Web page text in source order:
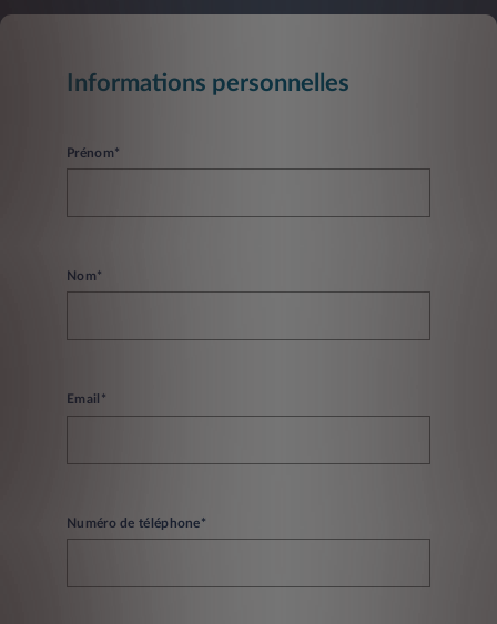
Informations personnelles
Prénom*
Nom*
Email*
Numéro de téléphone*